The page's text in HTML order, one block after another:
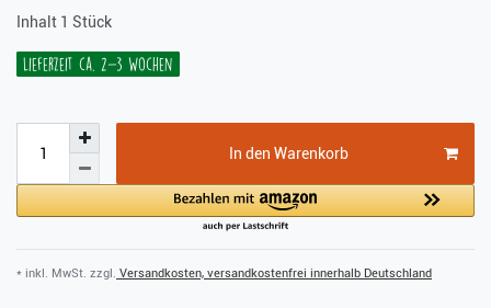
Inhalt 1 Stück
Lieferzeit ca. 2-3 Wochen
In den Warenkorb
* inkl. MwSt. zzgl. Versandkosten, versandkostenfrei innerhalb Deutschland